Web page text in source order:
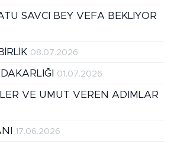
SAVCI BEY VEFA BEKLİYOR
08.07.2026
01.07.2026
VE UMUT VEREN ADIMLAR
17.06.2026